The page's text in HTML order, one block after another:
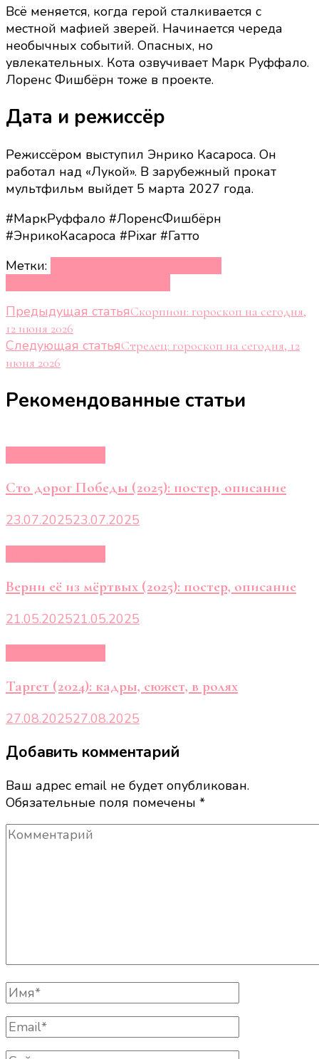
Всё меняется, когда герой сталкивается с
местной мафией зверей. Начинается череда
необычных событий. Опасных, но
увлекательных. Кота озвучивает Марк Руффало.
Лоренс Фишбёрн тоже в проекте.
Дата и режиссёр
Режиссёром выступил Энрико Касароса. Он
работал над «Лукой». В зарубежный прокат
мультфильм выйдет 5 марта 2027 года.
#МаркРуффало #ЛоренсФишбёрн
#ЭнрикоКасароса #Pixar #Гатто
Метки:
Навигация
по
записям
Предыдущая статьяСкорпион: гороскоп на сегодня,
12 июня 2026
Следующая статьяСтрелец: гороскоп на сегодня, 12
июня 2026
Рекомендованные статьи
Сто дорог Победы (2025): постер, описание
23.07.202523.07.2025
Верни её из мёртвых (2025): постер, описание
21.05.202521.05.2025
Таргет (2024): кадры, сюжет, в ролях
27.08.202527.08.2025
Добавить комментарий
Ваш адрес email не будет опубликован.
Обязательные поля помечены *
Комментарий
Полное
Имя
Email